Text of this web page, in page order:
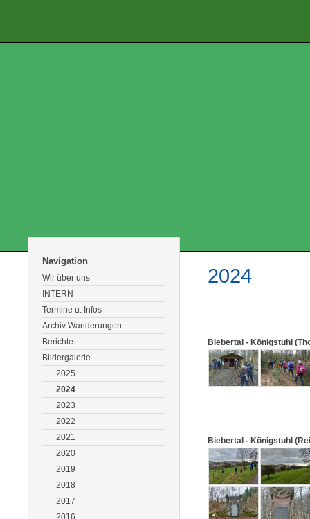
Navigation
Wir über uns
INTERN
Termine u. Infos
Archiv Wanderungen
Berichte
Bildergalerie
2025
2024
2023
2022
2021
2020
2019
2018
2017
2016
2024
Biebertal - Königstuhl
Biebertal - Königstuhl